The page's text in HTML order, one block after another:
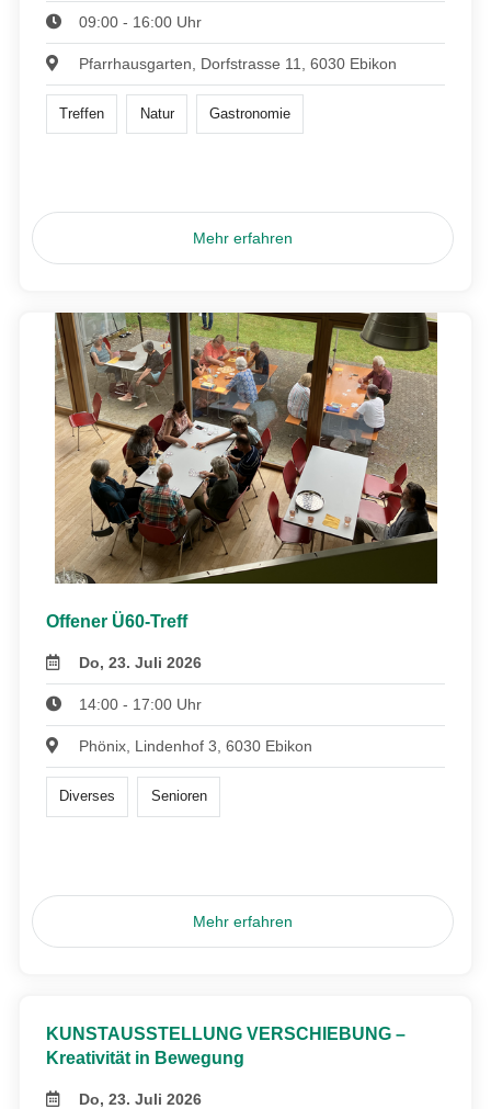
09:00 - 16:00 Uhr
Pfarrhausgarten, Dorfstrasse 11, 6030 Ebikon
Treffen Natur Gastronomie
Mehr erfahren
Offener Ü60-Treff
Do, 23. Juli 2026
14:00 - 17:00 Uhr
Phönix, Lindenhof 3, 6030 Ebikon
Diverses Senioren
Mehr erfahren
KUNSTAUSSTELLUNG VERSCHIEBUNG –
Kreativität in Bewegung
Do, 23. Juli 2026